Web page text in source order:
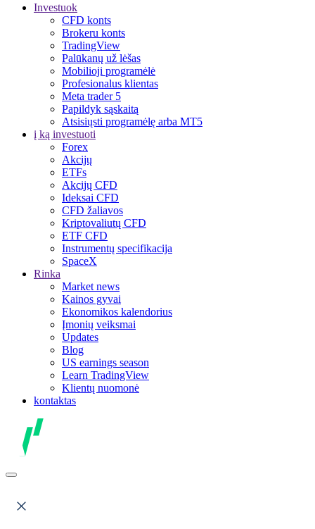
Investuok
CFD konts
Brokeru konts
TradingView
Palūkanų už lėšas
Mobilioji programėlė
Profesionalus klientas
Meta trader 5
Papildyk sąskaitą
Atsisiųsti programėlę arba MT5
į ką investuoti
Forex
Akcijų
ETFs
Akcijų CFD
Ideksai CFD
CFD žaliavos
Kriptovaliutų CFD
ETF CFD
Instrumentų specifikacija
SpaceX
Rinka
Market news
Kainos gyvai
Ekonomikos kalendorius
Įmonių veiksmai
Updates
Blog
US earnings season
Learn TradingView
Klientų nuomonė
kontaktas